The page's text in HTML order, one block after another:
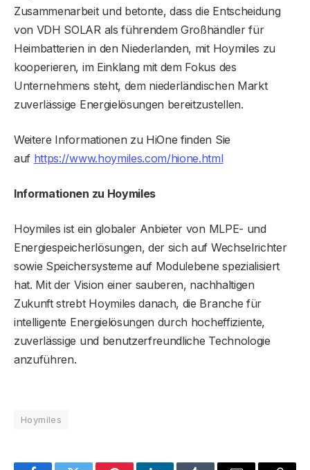
Zusammenarbeit und betonte, dass die Entscheidung
von VDH SOLAR als führendem Großhändler für
Heimbatterien in den Niederlanden, mit Hoymiles zu
kooperieren, im Einklang mit dem Fokus des
Unternehmens steht, dem niederländischen Markt
zuverlässige Energielösungen bereitzustellen.
Weitere Informationen zu HiOne finden Sie
auf https://www.hoymiles.com/hione.html
Informationen zu Hoymiles
Hoymiles ist ein globaler Anbieter von MLPE- und
Energiespeicherlösungen, der sich auf Wechselrichter
sowie Speichersysteme auf Modulebene spezialisiert
hat. Mit der Vision einer sauberen, nachhaltigen
Zukunft strebt Hoymiles danach, die Branche für
intelligente Energielösungen durch hocheffiziente,
zuverlässige und benutzerfreundliche Technologie
anzuführen.
Hoymiles